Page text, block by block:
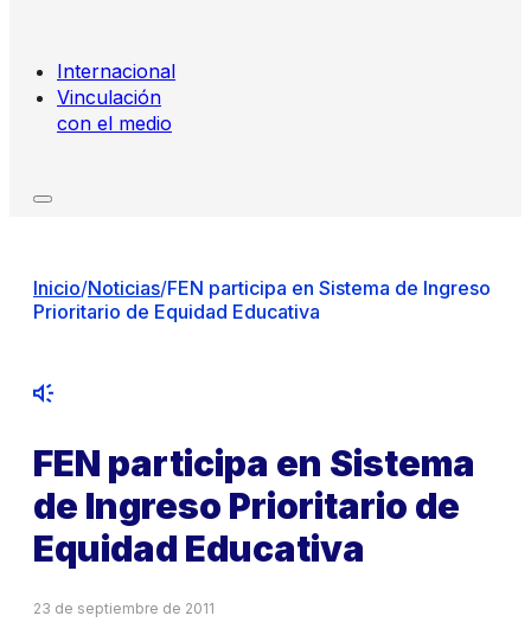
Internacional
Vinculación
con el medio
Inicio/Noticias/FEN participa en Sistema de Ingreso
Prioritario de Equidad Educativa
FEN participa en Sistema
de Ingreso Prioritario de
Equidad Educativa
23 de septiembre de 2011